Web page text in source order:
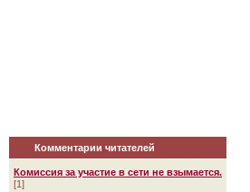
Комментарии читателей
Комиссия за участие в сети не взымается.
[1]